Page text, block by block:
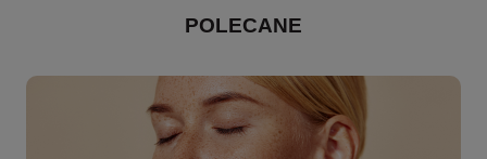
POLECANE